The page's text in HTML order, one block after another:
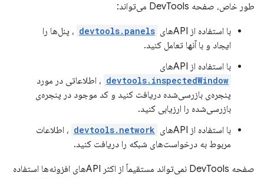
طور خاص، صفحه DevTools می‌تواند:
با استفاده از APIهای devtools.panels ، پنل‌ها را
ایجاد و با آنها تعامل کنید.
با استفاده از APIهای
devtools.inspectedWindow ، اطلاعاتی در مورد
پنجره‌ی بازرسی‌شده دریافت کنید و کد موجود در پنجره‌ی
بازرسی‌شده را ارزیابی کنید.
با استفاده از APIهای
devtools.network ، اطلاعات
مربوط به درخواست‌های شبکه را دریافت کنید.
صفحه DevTools نمی‌تواند مستقیماً از اکثر APIهای افزونه‌ها استفاده